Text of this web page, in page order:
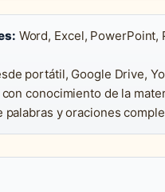
Word, Excel, PowerPoint,
portátil, Google Drive,
con conocimiento de la
palabras y oraciones